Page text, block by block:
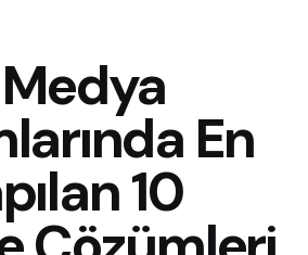
En
10